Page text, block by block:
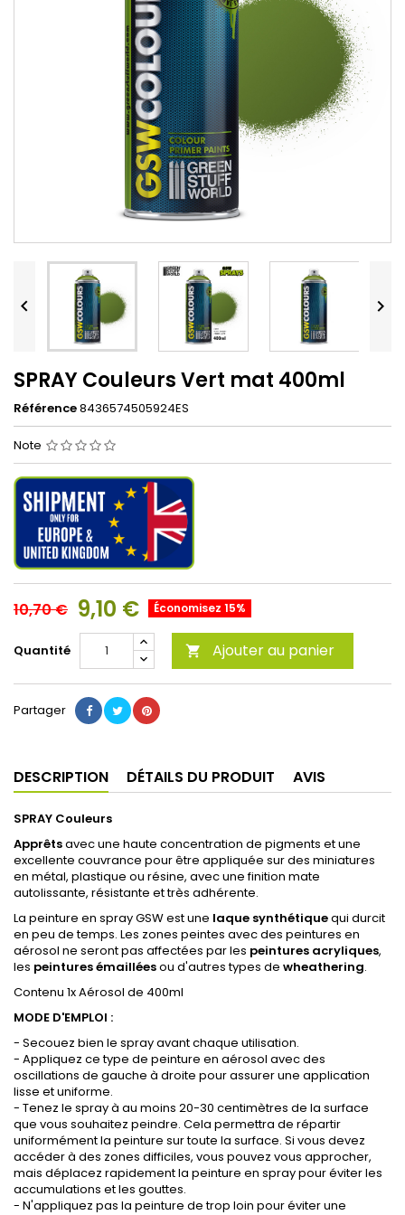
 
SPRAY Couleurs Vert mat 400ml
Référence8436574505924ES
Note
10,70 € 9,10 € Économisez 15%
Quantité  Ajouter au panier
Partager
DESCRIPTION DÉTAILS DU PRODUIT AVIS
SPRAY Couleurs
Apprêtsavec une haute concentration de pigments et une
excellente couvrance pour être appliquée sur des miniatures
en métal, plastique ou résine, avec une finition mate
autolissante, résistante et très adhérente.
La peinture en spray GSW est une laque synthétiquequi durcit
en peu de temps. Les zones peintes avec des peintures en
aérosol ne seront pas affectées par les peintures acryliques,
les peintures émailléesou d'autres types de wheathering.
Contenu 1x Aérosol de 400ml
MODE D'EMPLOI :
- Secouez bien le spray avant chaque utilisation.
- Appliquez ce type de peinture en aérosol avec des
oscillations de gauche à droite pour assurer une application
lisse et uniforme.
- Tenez le spray à au moins 20-30 centimètres de la surface
que vous souhaitez peindre. Cela permettra de répartir
uniformément la peinture sur toute la surface. Si vous devez
accéder à des zones difficiles, vous pouvez vous approcher,
mais déplacez rapidement la peinture en spray pour éviter les
accumulations et les gouttes.
- N'appliquez pas la peinture de trop loin pour éviter une